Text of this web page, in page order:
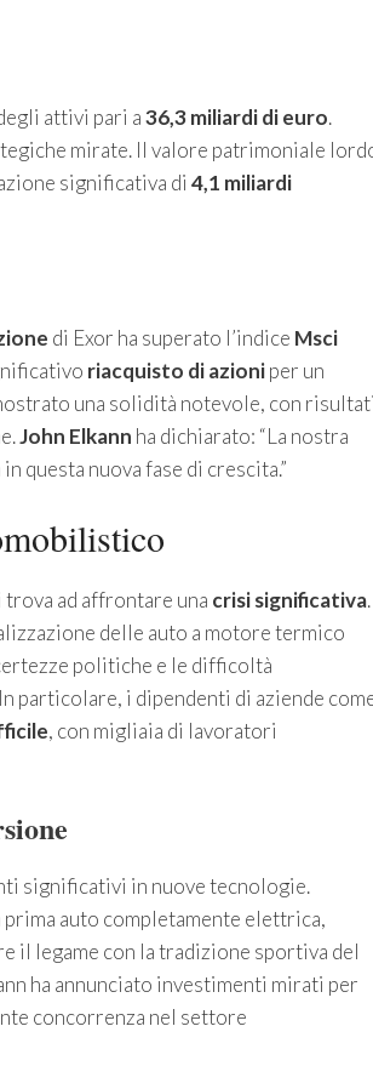
attivi pari a36,3 miliardi di euro.
mirate. Il valore patrimoniale
significativa di 4,1 miliardi
di Exor ha superato l’indice Msci
riacquisto di azioniper un
una solidità notevole, con
John Elkann ha dichiarato: “La nostra
questa nuova fase di crescita.”
ad affrontare una crisi significativa.
delle auto a motore termico
politiche e le difficoltà
particolare, i dipendenti di aziende
, con migliaia di lavoratori
significativi in nuove tecnologie.
auto completamente elettrica,
il legame con la tradizione sportiva del
ha annunciato investimenti mirati per
concorrenza nel settore